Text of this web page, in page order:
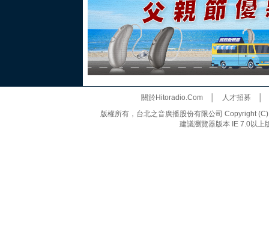
關於Hitoradio.Com│ 人才招募
版權所有，台北之音廣播股份有限公司 Copyright
建議瀏覽器版本 IE 7.0以上